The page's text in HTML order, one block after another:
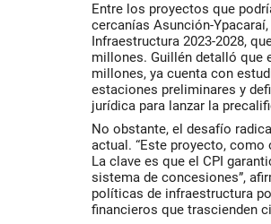
Entre los proyectos que
cercanías Asunción-
Infraestructura 2023-2028,
millones. Guillén detalló que
millones, ya cuenta con
estaciones preliminares y
jurídica para lanzar la
No obstante, el desafío
actual. “Este proyecto,
La clave es que el CPI
sistema de concesiones”,
políticas de infraestructura
financieros que trascienden